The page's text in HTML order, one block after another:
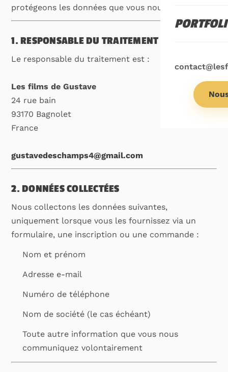
protégeons les données que vous nous confiez.
1. RESPONSABLE DU TRAITEMENT
Le responsable du traitement est :
Les films de Gustave
24 rue bain
93170 Bagnolet
France
gustavedeschamps4@gmail.com
2. DONNÉES COLLECTÉES
Nous collectons les données suivantes,
uniquement lorsque vous les fournissez via un
formulaire, une inscription ou une commande :
Nom et prénom
Adresse e-mail
Numéro de téléphone
Nom de société (le cas échéant)
Toute autre information que vous nous
communiquez volontairement